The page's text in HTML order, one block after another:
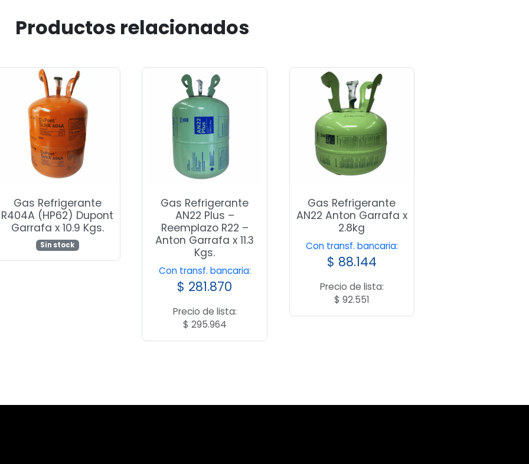
Productos relacionados
Gas Refrigerante
R404A (HP62) Dupont
Garrafa x 10.9 Kgs.
Sin stock
Gas Refrigerante
AN22 Plus –
Reemplazo R22 –
Anton Garrafa x 11.3
Kgs.
Con transf. bancaria:
$ 281.870
Precio de lista:
$ 295.964
Gas Refrigerante
AN22 Anton Garrafa x
2.8kg
Con transf. bancaria:
$ 88.144
Precio de lista:
$ 92.551